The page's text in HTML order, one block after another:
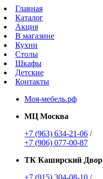
Главная
Каталог
Акция
В магазине
Кухни
Столы
Шкафы
Детские
Контакты
Моя-мебель.рф
МЦ Москва
+7 (963) 634-21-06 /
+7 (906) 077-00-87
ТК Каширский Двор
+7 (915) 304-08-10 /